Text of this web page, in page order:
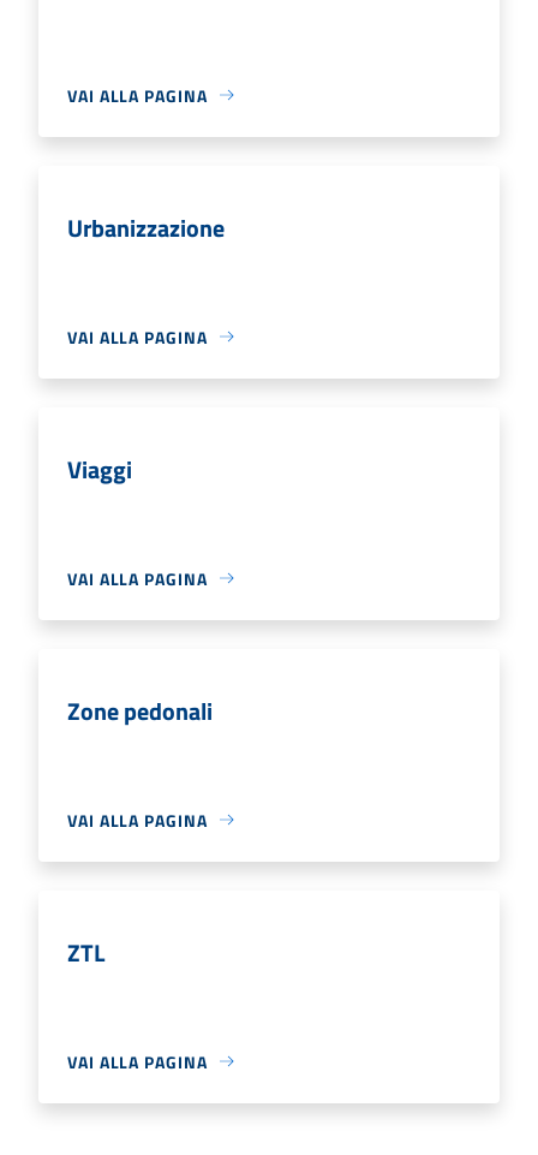
VAI ALLA PAGINA
Urbanizzazione
VAI ALLA PAGINA
Viaggi
VAI ALLA PAGINA
Zone pedonali
VAI ALLA PAGINA
ZTL
VAI ALLA PAGINA